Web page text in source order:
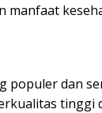
manfaat
populer dan
tinggi